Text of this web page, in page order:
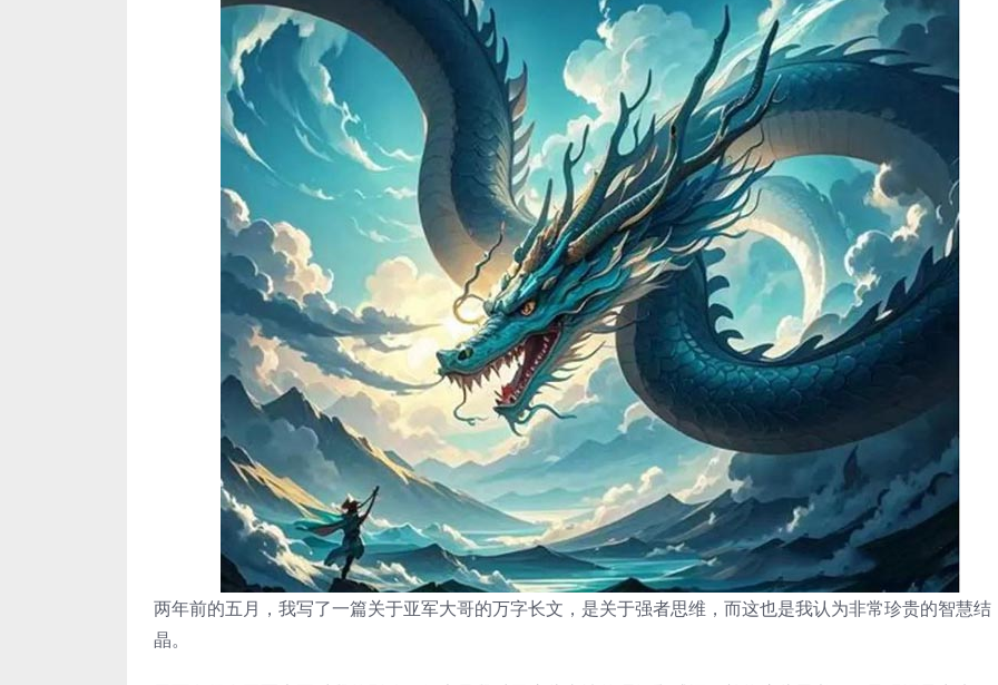
两年前的五月，我写了一篇关于亚军大哥的万字长文，是关于强者思维，而这也是我认为非常珍贵的智慧结
晶。